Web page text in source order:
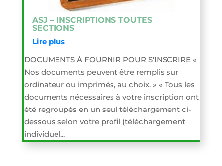
ASJ – INSCRIPTIONS TOUTES
SECTIONS
Lire plus
DOCUMENTS À FOURNIR POUR S'INSCRIRE «
Nos documents peuvent être remplis sur
ordinateur ou imprimés, au choix. » « Tous les
documents nécessaires à votre inscription ont
été regroupés en un seul téléchargement ci-
dessous selon votre profil (téléchargement
individuel...